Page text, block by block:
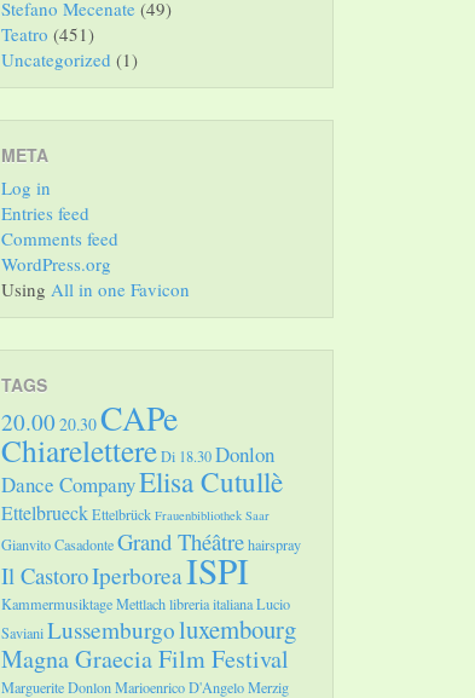
Stefano Mecenate (49)
Teatro (451)
Uncategorized (1)
META
Log in
Entries feed
Comments feed
WordPress.org
Using All in one Favicon
TAGS
20.00 20.30CAPe
ChiarelettereDi 18.30Donlon
Dance CompanyElisa Cutullè
EttelbrueckEttelbrück Frauenbibliothek Saar
Gianvito CasadonteGrand Théâtrehairspray
Il CastoroIperboreaISPI
Kammermusiktage Mettlachlibreria italianaLucio
SavianiLussemburgoluxembourg
Magna Graecia Film Festival
Marguerite DonlonMarioenrico D'AngeloMerzig